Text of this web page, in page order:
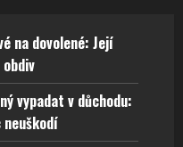
na dovolené: Její
vypadat v důchodu:
neuškodí